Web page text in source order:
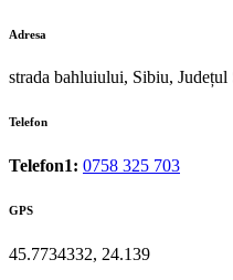
Adresa
strada bahluiului, Sibiu,
Telefon
Telefon1: 0758 325 703
GPS
45.7734332, 24.139